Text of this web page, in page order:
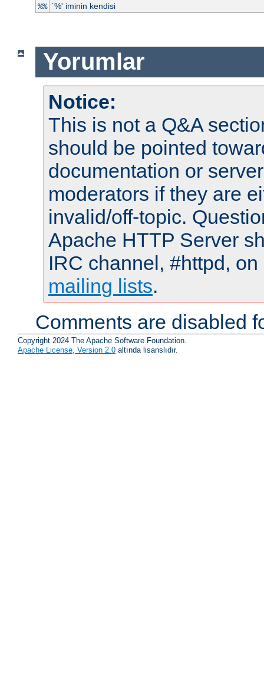
%% `%' iminin kendisi
Yorumlar
Notice:
This is not a Q&A
should be pointed
documentation or
moderators if they are
invalid/off-topic.
Apache HTTP Server
IRC channel, #httpd,
mailing lists.
Comments are disabled
Copyright 2024 The Apache Software Foundation.
Apache License, Version 2.0 altında lisanslıdır.